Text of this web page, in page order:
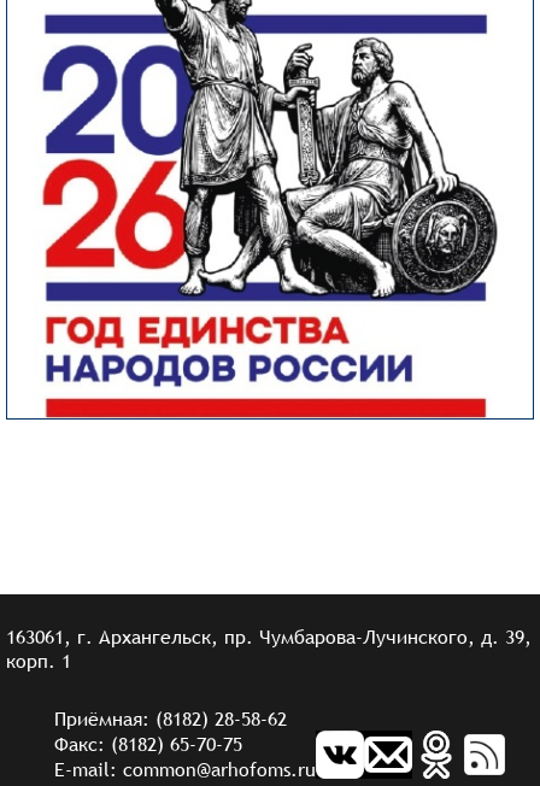
163061, г. Архангельск, пр. Чумбарова-Лучинского, д. 39,
корп. 1
Приёмная: (8182) 28-58-62
Факс: (8182) 65-70-75
E-mail: common@arhofoms.ru